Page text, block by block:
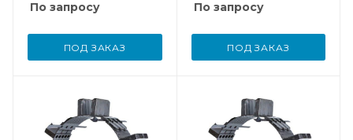
По запросу
ПОД ЗАКАЗ
По запросу
ПОД ЗАКАЗ